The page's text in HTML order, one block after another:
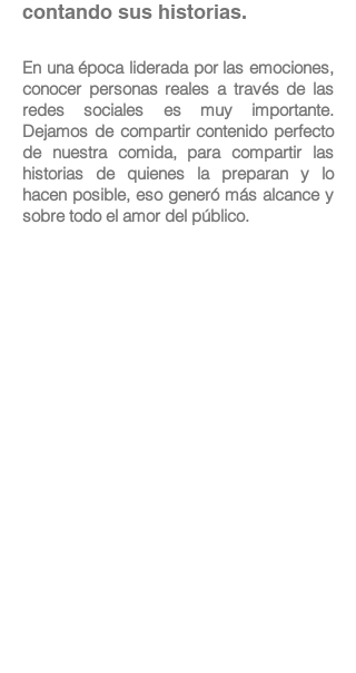
contando sus historias.
En una época liderada por las emociones,
conocer personas reales a través de las
redes sociales es muy importante.
Dejamos de compartir contenido perfecto
de nuestra comida, para compartir las
historias de quienes la preparan y lo
hacen posible, eso generó más alcance y
sobre todo el amor del público.